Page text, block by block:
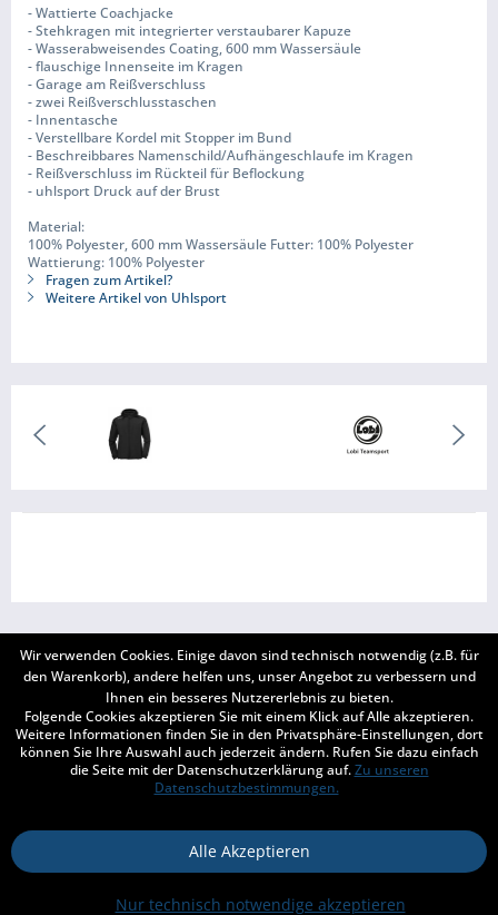
- Wattierte Coachjacke
- Stehkragen mit integrierter verstaubarer Kapuze
- Wasserabweisendes Coating, 600 mm Wassersäule
- flauschige Innenseite im Kragen
- Garage am Reißverschluss
- zwei Reißverschlusstaschen
- Innentasche
- Verstellbare Kordel mit Stopper im Bund
- Beschreibbares Namenschild/Aufhängeschlaufe im Kragen
- Reißverschluss im Rückteil für Beflockung
- uhlsport Druck auf der Brust
Material:
100% Polyester, 600 mm Wassersäule Futter: 100% Polyester
Wattierung: 100% Polyester
Fragen zum Artikel?
Weitere Artikel von Uhlsport
BERATUNG
SERVICE
INFORMATIONEN
Wir verwenden Cookies. Einige davon sind technisch notwendig (z.B. für
den Warenkorb), andere helfen uns, unser Angebot zu verbessern und
Ihnen ein besseres Nutzererlebnis zu bieten.
Folgende Cookies akzeptieren Sie mit einem Klick auf Alle akzeptieren.
Weitere Informationen finden Sie in den Privatsphäre-Einstellungen, dort
können Sie Ihre Auswahl auch jederzeit ändern. Rufen Sie dazu einfach
die Seite mit der Datenschutzerklärung auf.Zu unseren
Datenschutzbestimmungen.
Nur technisch notwendige akzeptieren
Alle Akzeptieren